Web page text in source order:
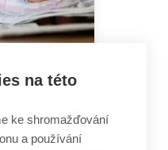
ČRna této
ke shromažďování
a používání